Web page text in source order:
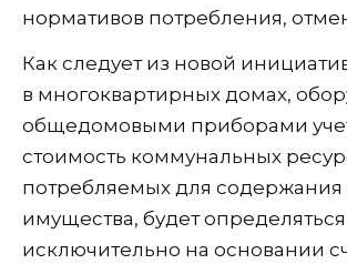
нормативов потребления,
Как следует из новой
в многоквартирных домах,
общедомовыми приборами
стоимость коммунальных
потребляемых для
имущества, будет определяться
исключительно на основании